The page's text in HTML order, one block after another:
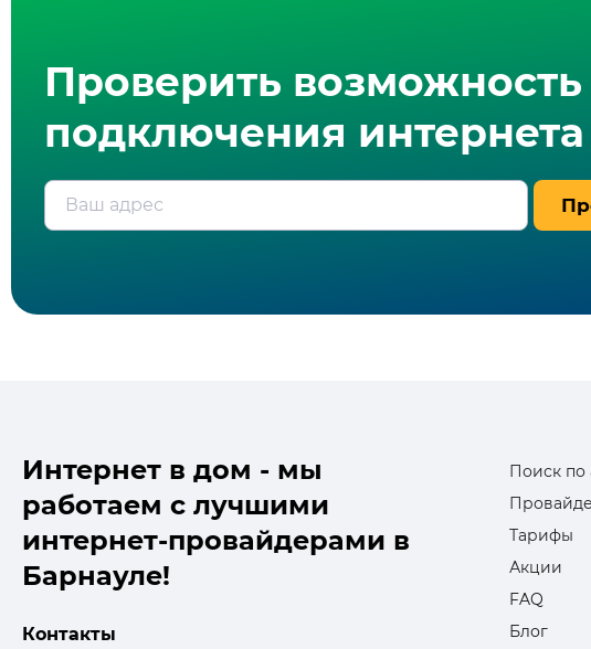
Проверить возможность
подключения
Ваш адрес
Интернет в дом - мы
работаем с лучшими
интернет-провайдерами в
Барнауле!
Контакты
Поиск по
Тарифы
Акции
FAQ
Блог